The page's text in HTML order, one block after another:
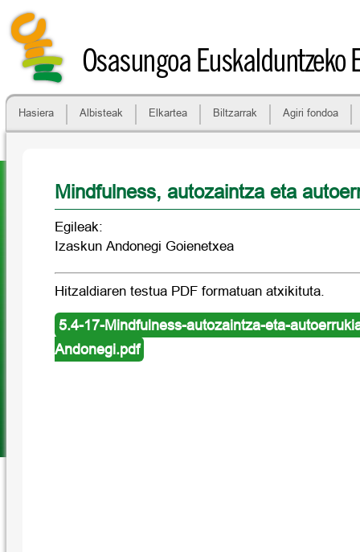
Osasungoa Euskalduntzeko
Hasiera Albisteak Elkartea Biltzarrak Agiri fondoa
Mindfulness, autozaintza eta
Egileak:
Izaskun Andonegi Goienetxea
Hitzaldiaren testua PDF formatuan atxikituta.
5.4-17-Mindfulness-autozaintza-eta-
Andonegi.pdf